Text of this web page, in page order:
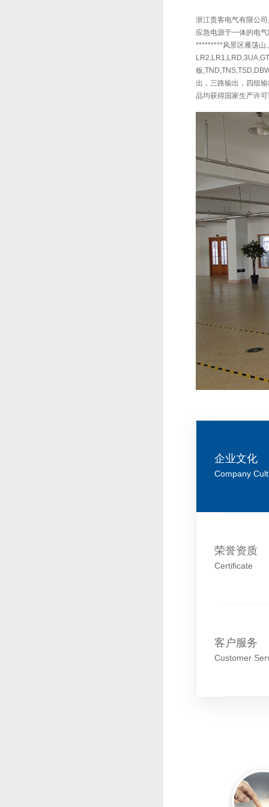
浙江贵客电气有限公
应急电源于一体的电
*********风景区雁荡山
板
出，三路输出，四组
品均获得国家生产许
企业文化
Company
荣誉资质
Certificate
客户服务
Customer